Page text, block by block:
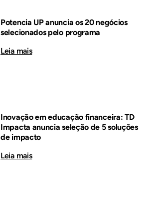
Potencia UP anuncia os 20 negócios
selecionados pelo programa
Leia mais
Inovação em educação financeira: TD
Impacta anuncia seleção de 5 soluções
de impacto
Leia mais